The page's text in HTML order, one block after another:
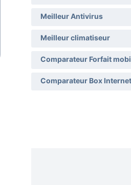
Meilleur Antivirus
Meilleur climatiseur
Comparateur Forfait
Comparateur Box Internet